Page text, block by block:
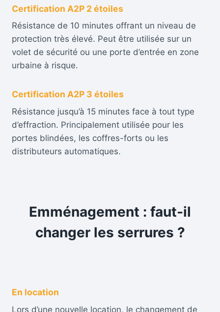
Certification A2P 2 étoiles
Résistance de 10 minutes offrant un niveau de
protection très élevé. Peut être utilisée sur un
volet de sécurité ou une porte d’entrée en zone
urbaine à risque.
Certification A2P 3 étoiles
Résistance jusqu’à 15 minutes face à tout type
d’effraction. Principalement utilisée pour les
portes blindées, les coffres-forts ou les
distributeurs automatiques.
Emménagement : faut-il
changer les serrures ?
En location
Lors d’une nouvelle location, le changement de